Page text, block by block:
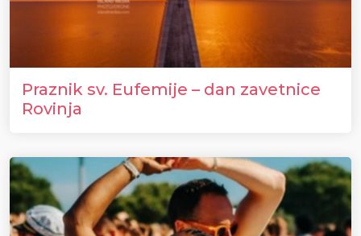
Praznik sv. Eufemije – dan zavetnice
Rovinja